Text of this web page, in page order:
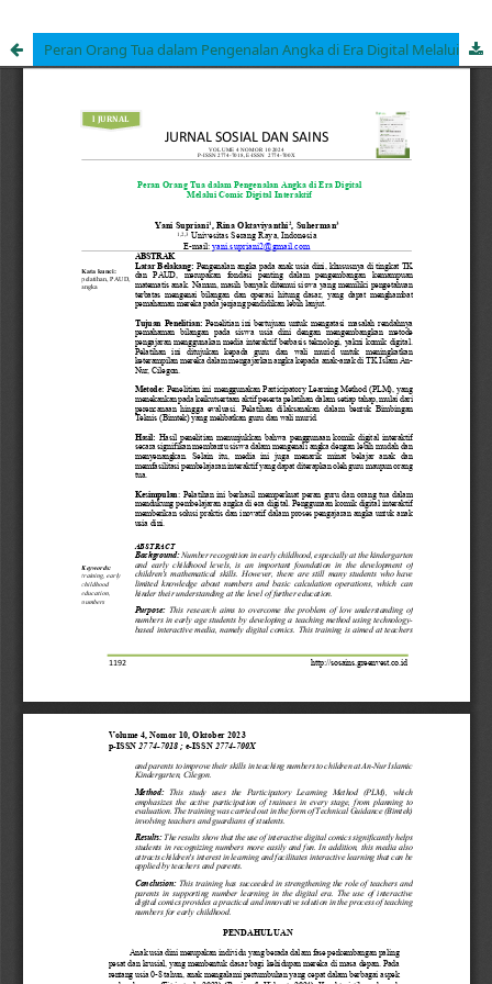
Peran Orang Tua dalam Pengenalan Angka di Era Digital Melalui Comic Digital Interaktif